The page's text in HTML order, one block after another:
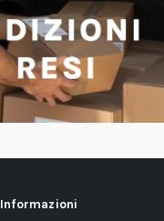
Informazioni